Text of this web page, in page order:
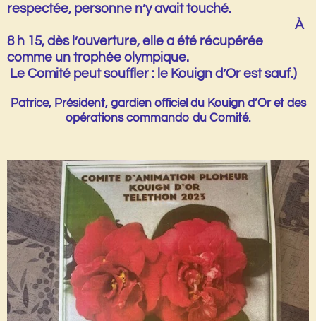
respectée, personne n’y avait touché.
À
8 h 15, dès l’ouverture, elle a été récupérée
comme un trophée olympique.
Le Comité peut souffler : le Kouign d’Or est sauf.)
Patrice, Président, gardien officiel du Kouign d’Or et des
opérations commando du Comité.